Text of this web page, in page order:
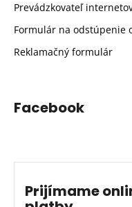
Prevádzkovateľ
Formulár na odstúpenie
Reklamačný formulár
Facebook
Prijímame